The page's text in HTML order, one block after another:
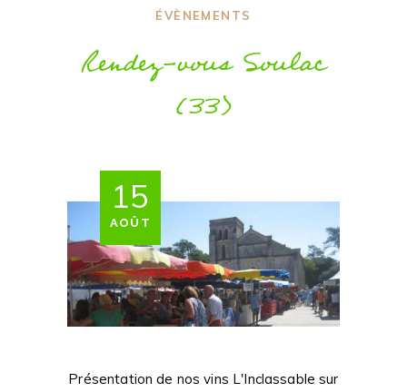
ÉVÈNEMENTS
Rendez-vous Soulac
(33)
15
AOÛT
Présentation de nos vins L'Inclassable sur